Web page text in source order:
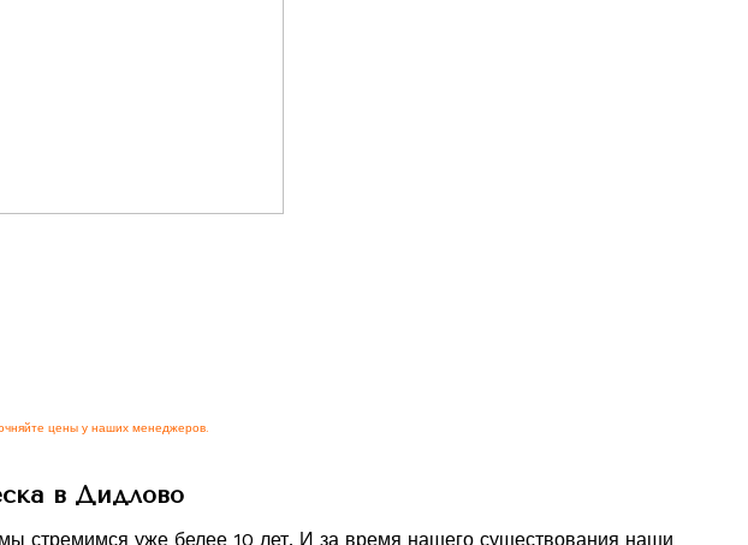
цены у наших менеджеров.
в Дидлово
стремимся уже белее 10 лет. И за время нашего существования наши